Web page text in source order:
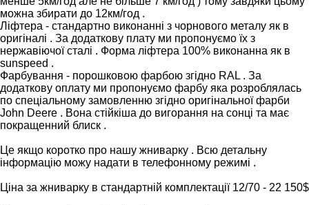
можна збирати до 12км/год .
Ліфтера - стандартно виконанні з чорнового металу як в
оригіналі . За додаткову плату ми пропонуємо їх з
нержавіючої сталі . Форма ліфтера 100% виконанна як в
sunspeed .
Фарбування - порошковою фарбою згідно RAL . За
додаткову оплату ми пропонуємо фарбу яка розроблялась
по спеціальному замовленню згідно оригінальної фарби
John Deere . Вона стійкіша до вигорання на сонці та має
покращенний блиск .
Це якщо коротко про нашу жниварку . Всю детальну
інформацію можу надати в телефонному режимі .
Ціна за жниварку в стандартній комплектації 12/70 - 22 150$